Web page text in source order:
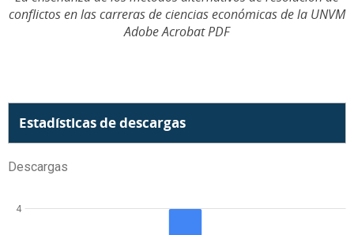
conflictos en las carreras de ciencias económicas de la UNVM
Adobe Acrobat PDF
Estadísticas de descargas
Descargas
4